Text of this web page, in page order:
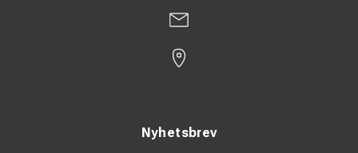
Nyhetsbrev